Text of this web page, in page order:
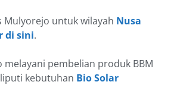
Mulyorejo untuk wilayah Nusa
di sini.
melayani pembelian produk BBM
kebutuhan Bio Solar